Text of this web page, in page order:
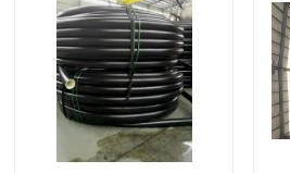
Über uns
Fabrik Tour
Qualitätskontrolle